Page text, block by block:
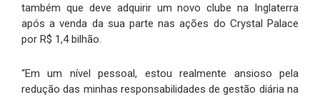
também que deve adquirir um novo clube na Inglaterra
após a venda da sua parte nas ações do Crystal Palace
por R$ 1,4 bilhão.
“Em um nível pessoal, estou realmente ansioso pela
redução das minhas responsabilidades de gestão diária na